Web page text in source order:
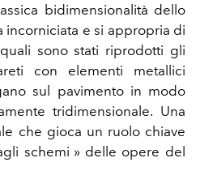
bidimensionalità dello
incorniciata e si appropria di
sono stati riprodotti gli
con elementi metallici
sul pavimento in modo
tridimensionale. Una
che gioca un ruolo chiave
schemi » delle opere del